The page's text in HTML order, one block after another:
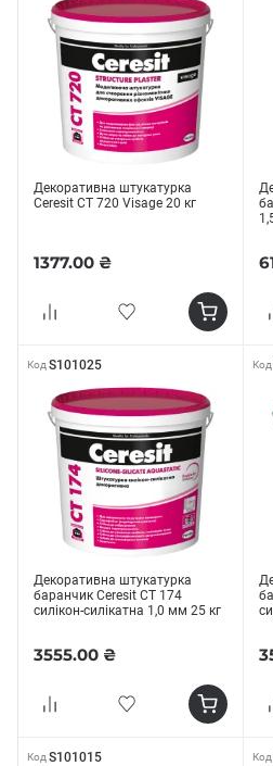
Декоративна штукатурка
Ceresit СТ 720 Visage 20 кг
1377.00 ₴
Код S101025
Декоративна штукатурка
баранчик Ceresit СТ 174
силікон-силікатна 1,0 мм 25 кг
3555.00 ₴
Код
Код S101015 Код